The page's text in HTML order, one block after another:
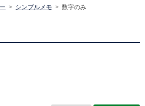
シンプルメモ 数字のみ